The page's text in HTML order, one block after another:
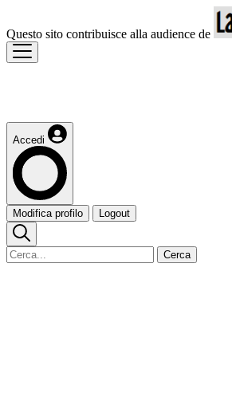
Questo sito contribuisce alla audience de
Accedi
Modifica profilo Logout
Cerca